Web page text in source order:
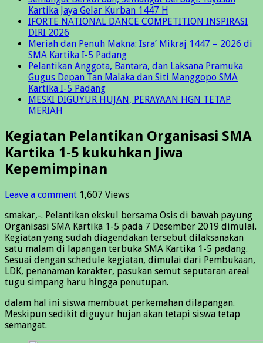
Kartika Jaya Gelar Kurban 1447 H
IFORTE NATIONAL DANCE COMPETITION INSPIRASI
DIRI 2026
Meriah dan Penuh Makna: Isra’ Mikraj 1447 – 2026 di
SMA Kartika I-5 Padang
Pelantikan Anggota, Bantara, dan Laksana Pramuka
Gugus Depan Tan Malaka dan Siti Manggopo SMA
Kartika I-5 Padang
MESKI DIGUYUR HUJAN, PERAYAAN HGN TETAP
MERIAH
Kegiatan Pelantikan Organisasi SMA
Kartika 1-5 kukuhkan Jiwa
Kepemimpinan
Leave a comment 1,607 Views
smakar,-. Pelantikan ekskul bersama Osis di bawah payung
Organisasi SMA Kartika 1-5 pada 7 Desember 2019 dimulai.
Kegiatan yang sudah diagendakan tersebut dilaksanakan
satu malam di lapangan terbuka SMA Kartika 1-5 padang.
Sesuai dengan schedule kegiatan, dimulai dari Pembukaan,
LDK, penanaman karakter, pasukan semut seputaran areal
tugu simpang haru hingga penutupan.
dalam hal ini siswa membuat perkemahan dilapangan.
Meskipun sedikit diguyur hujan akan tetapi siswa tetap
semangat.